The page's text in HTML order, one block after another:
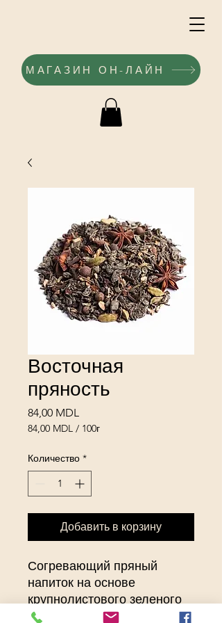
МАГАЗИН ОН-ЛАЙН
Восточная
пряность
84,00 MDL
84,00 MDL / 100г
за
100
Граммы
Количество *
Добавить в корзину
Согревающий пряный
напиток на основе
крупнолистового зеленого
чая Ганпаудер с